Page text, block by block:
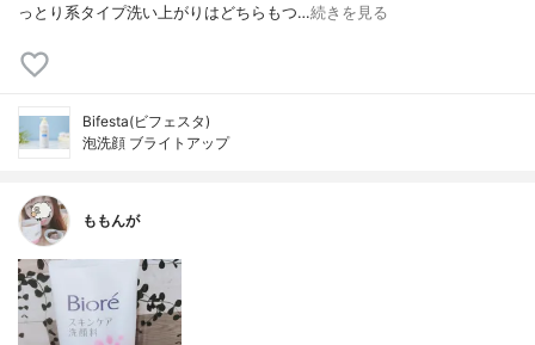
っとり系タイプ洗い上がりはどちらもつ…続きを見る
Bifesta(ビフェスタ)
泡洗顔 ブライトアップ
ももんが